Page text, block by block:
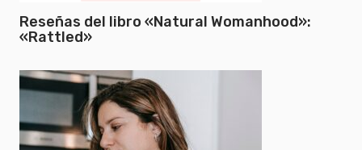
Reseñas del libro «Natural Womanhood»:
«Rattled»